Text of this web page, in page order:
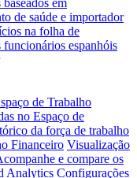
de saúde e importador
na folha de
espanhóis
de Trabalho
no Espaço de
da força de trabalho
Financeiro Visualização
e compare os
Analytics Configurações